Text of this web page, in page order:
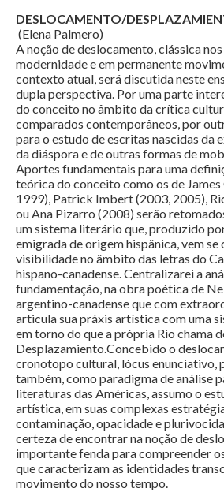
DESLOCAMENTO/
(Elena Palmero)
A noção de deslocamento, clássica
modernidade e em permanente
contexto atual, será discutida neste
dupla perspectiva. Por uma parte
do conceito no âmbito da crítica
comparados contemporâneos, por
para o estudo de escritas nascidas da
da diáspora e de outras formas de
Aportes fundamentais para uma
teórica do conceito como os de
1999), Patrick Imbert (2003, 2005),
ou Ana Pizarro (2008) serão
um sistema literário que, produzido
emigrada de origem hispânica, vem
visibilidade no âmbito das letras do
hispano-canadense. Centralizarei a
fundamentação, na obra poética de
argentino-canadense que com
articula sua práxis artística com uma
em torno do que a própria Rio chama
Desplazamiento.Concebido o
cronotopo cultural, lócus enunciativo,
também, como paradigma de análise
literaturas das Américas, assumo o
artística, em suas complexas
contaminação, opacidade e
certeza de encontrar na noção de
importante fenda para compreender
que caracterizam as identidades
movimento do nosso tempo.